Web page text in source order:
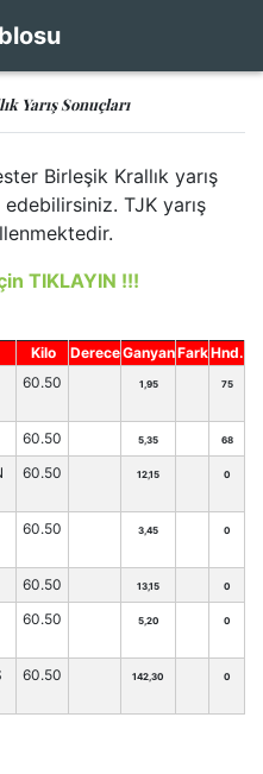
Yarış Sonuçları
Birleşik Krallık yarış
TJK yarış
TIKLAYIN !!!
Kilo DereceGanyanFarkHnd.
60.50 1,95 75
60.50 5,35 68
60.50 12,15 0
60.50 3,45 0
60.50 13,15 0
60.50 5,20 0
60.50 142,30 0